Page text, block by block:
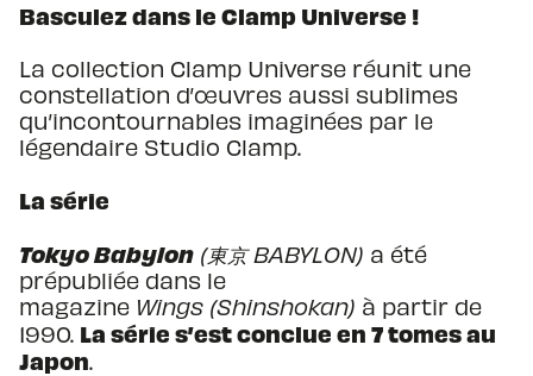
Basculez dans le Clamp Universe !
La collection Clamp Universe réunit une
constellation d’œuvres aussi sublimes
qu’incontournables imaginées par le
légendaire Studio Clamp.
La série
Tokyo Babylon (東京BABYLON) a été
prépubliée dans le
magazine Wings (Shinshokan) à partir de
1990. La série s’est conclue en 7 tomes au
Japon.